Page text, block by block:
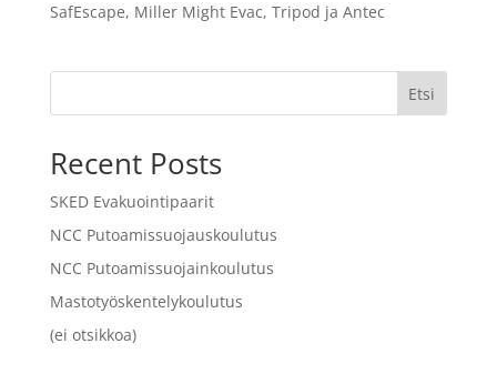
SafEscape, Miller Might Evac, Tripod ja Antec
Etsi
Recent Posts
SKED Evakuointipaarit
NCC Putoamissuojauskoulutus
NCC Putoamissuojainkoulutus
Mastotyöskentelykoulutus
(ei otsikkoa)